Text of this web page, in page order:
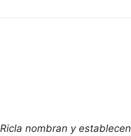
nombran y establecen